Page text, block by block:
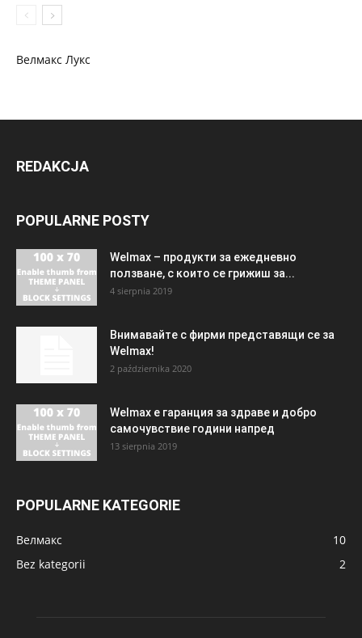
Велмакс Лукс
REDAKCJA
POPULARNE POSTY
Welmax – продукти за ежедневно
ползване, с които се грижиш за...
4 sierpnia 2019
Внимавайте с фирми представящи се за
Welmax!
2 października 2020
Welmax е гаранция за здраве и добро
самочувствие години напред
13 sierpnia 2019
POPULARNE KATEGORIE
Велмакс
10
Bez kategorii
2